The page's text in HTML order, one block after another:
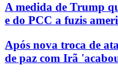
A medida de Trump
e do PCC a fuzis
Após nova troca de
de paz com Irã